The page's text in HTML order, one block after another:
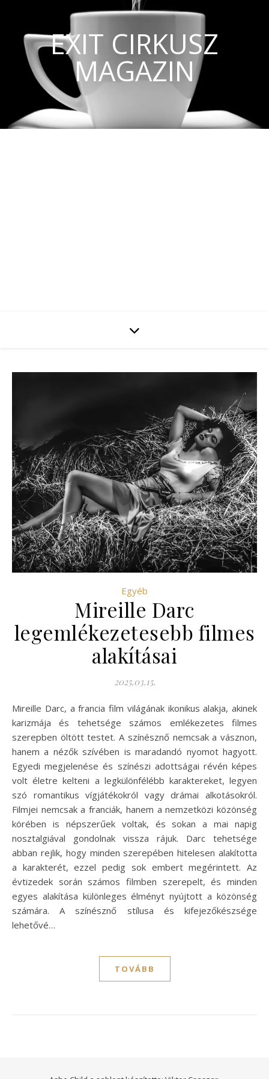
EXIT CIRKUSZ
MAGAZIN
Egyéb
Mireille Darc
legemlékezetesebb filmes
alakításai
2025.03.15.
Mireille Darc, a francia film világának ikonikus alakja, akinek
karizmája és tehetsége számos emlékezetes filmes
szerepben öltött testet. A színésznő nemcsak a vásznon,
hanem a nézők szívében is maradandó nyomot hagyott.
Egyedi megjelenése és színészi adottságai révén képes
volt életre kelteni a legkülönfélébb karaktereket, legyen
szó romantikus vígjátékokról vagy drámai alkotásokról.
Filmjei nemcsak a franciák, hanem a nemzetközi közönség
körében is népszerűek voltak, és sokan a mai napig
nosztalgiával gondolnak vissza rájuk. Darc tehetsége
abban rejlik, hogy minden szerepében hitelesen alakította
a karakterét, ezzel pedig sok embert megérintett. Az
évtizedek során számos filmben szerepelt, és minden
egyes alakítása különleges élményt nyújtott a közönség
számára. A színésznő stílusa és kifejezőkészsége
lehetővé…
TOVÁBB